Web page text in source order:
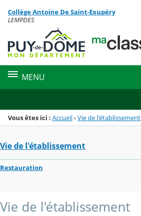
Menu de la rubrique
Contenu
Collège Antoine De Saint-Exupéry
LEMPDES
MENU
Vous êtes ici : Accueil›Vie de l'établissement
Vie de l'établissement
Restauration
Vie de l'établissement